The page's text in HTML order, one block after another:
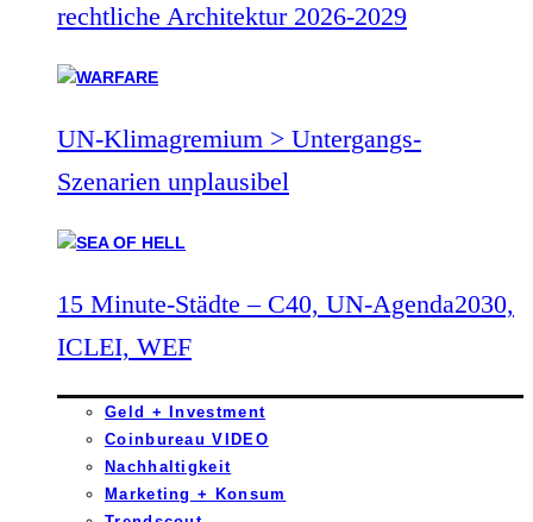
rechtliche Architektur 2026-2029
UN-Klimagremium > Untergangs-
Szenarien unplausibel
15 Minute-Städte – C40, UN-Agenda2030,
ICLEI, WEF
Geld + Investment
Coinbureau VIDEO
Nachhaltigkeit
Marketing + Konsum